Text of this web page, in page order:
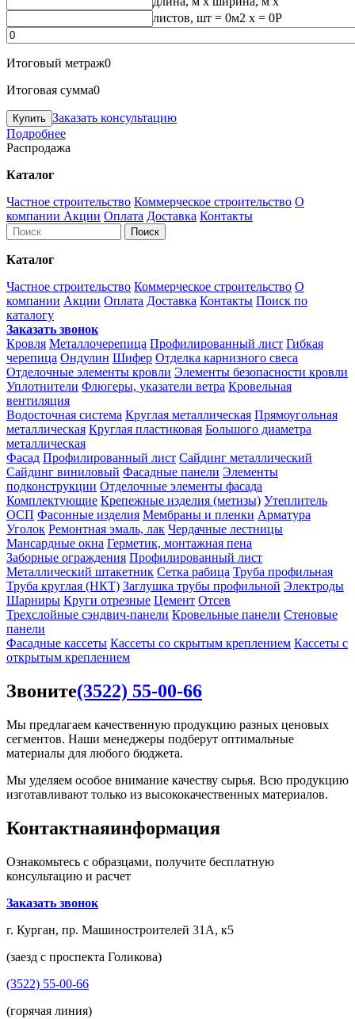
листов, шт = 0м2 x = 0Р
Итоговый метраж0
Итоговая сумма0
Заказать консультацию
Подробнее
Распродажа
Каталог
Частное строительство Коммерческое строительство О
компании Акции Оплата Доставка Контакты
Каталог
Частное строительство Коммерческое строительство О
компании Акции Оплата Доставка Контакты Поиск по
каталогу
Заказать звонок
Кровля Металлочерепица Профилированный лист Гибкая
черепица Ондулин Шифер Отделка карнизного свеса
Отделочные элементы кровли Элементы безопасности кровли
Уплотнители Флюгеры, указатели ветра Кровельная
вентиляция
Водосточная система Круглая металлическая Прямоугольная
металлическая Круглая пластиковая Большого диаметра
металлическая
Фасад Профилированный лист Сайдинг металлический
Сайдинг виниловый Фасадные панели Элементы
подконструкции Отделочные элементы фасада
Комплектующие Крепежные изделия (метизы) Утеплитель
ОСП Фасонные изделия Мембраны и пленки Арматура
Уголок Ремонтная эмаль, лак Чердачные лестницы
Мансардные окна Герметик, монтажная пена
Заборные ограждения Профилированный лист
Металлический штакетник Сетка рабица Труба профильная
Труба круглая (НКТ) Заглушка трубы профильной Электроды
Шарниры Круги отрезные Цемент Отсев
Трехслойные сэндвич-панели Кровельные панели Стеновые
панели
Фасадные кассеты Кассеты со скрытым креплением Кассеты с
открытым креплением
Звоните(3522) 55-00-66
Мы предлагаем качественную продукцию разных ценовых
сегментов. Наши менеджеры подберут оптимальные
материалы для любого бюджета.
Мы уделяем особое внимание качеству сырья. Всю продукцию
изготавливают только из высококачественных материалов.
Контактнаяинформация
Ознакомьтесь с образцами, получите бесплатную
консультацию и расчет
Заказать звонок
г. Курган, пр. Машиностроителей 31А, к5
(заезд с проспекта Голикова)
(3522) 55-00-66
(горячая линия)